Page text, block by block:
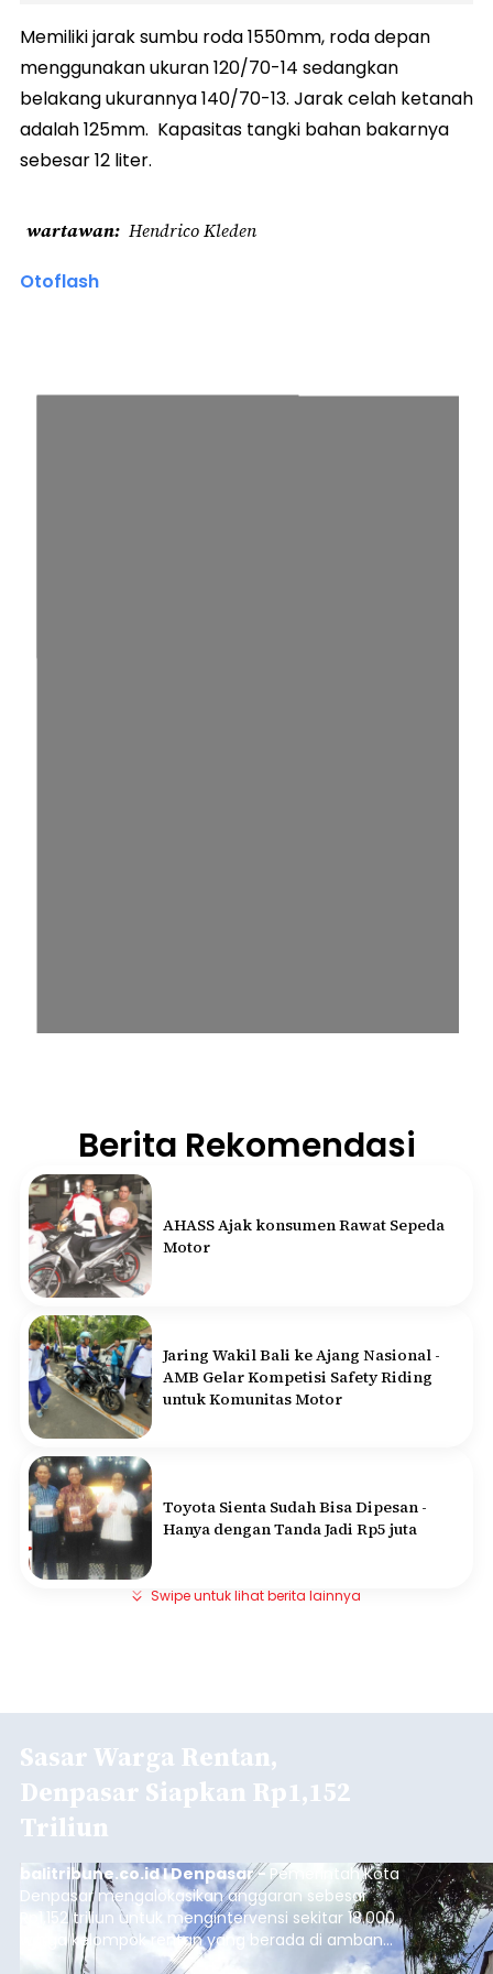
Memiliki jarak sumbu roda 1550mm, roda depan
menggunakan ukuran 120/70-14 sedangkan
belakang ukurannya 140/70-13. Jarak celah ketanah
adalah 125mm. Kapasitas tangki bahan bakarnya
sebesar 12 liter.
wartawan Hendrico Kleden
Otoflash
Berita Rekomendasi
AHASS Ajak konsumen Rawat Sepeda
Motor
Jaring Wakil Bali ke Ajang Nasional -
AMB Gelar Kompetisi Safety Riding
untuk Komunitas Motor
Toyota Sienta Sudah Bisa Dipesan -
Hanya dengan Tanda Jadi Rp5 juta
Swipe untuk lihat berita lainnya
Sasar Warga Rentan,
Denpasar Siapkan Rp1,152
Triliun
balitribune.co.id I Denpasar - Pemerintah Kota
Denpasar mengalokasikan anggaran sebesar
Rp1,152 triliun untuk mengintervensi sekitar 18.000
warga kelompok rentan yang berada di ambang
garis kemiskinan. Langkah strategis ini diambil